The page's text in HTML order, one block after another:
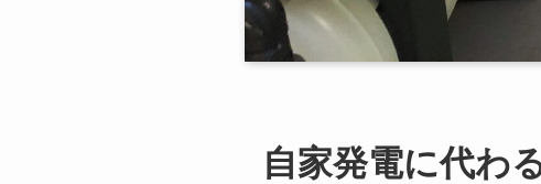
自家発電に代わ